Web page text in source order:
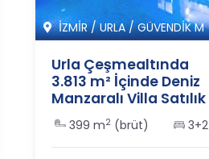
İZMİR/URLA/GÜVENDİK M
Urla Çeşmealtında
3.813 m² İçinde Deniz
Manzaralı Villa Satılık
- 365555
399 m2(brüt) 3+2